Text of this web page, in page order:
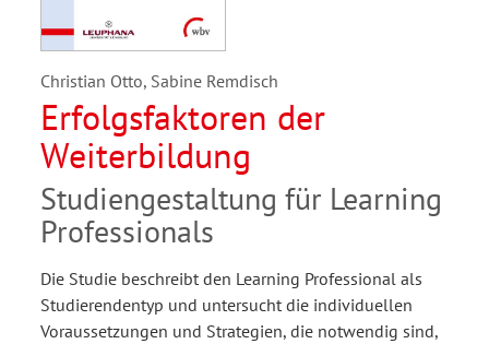
Christian Otto, Sabine Remdisch
Erfolgsfaktoren der
Weiterbildung
Studiengestaltung für Learning
Professionals
Die Studie beschreibt den Learning Professional als
Studierendentyp und untersucht die individuellen
Voraussetzungen und Strategien, die notwendig sind,